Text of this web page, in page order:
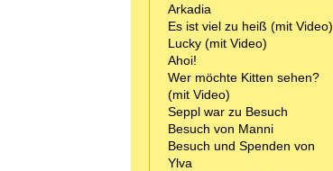
Arkadia
Es ist viel zu heiß (mit Video)
Lucky (mit Video)
Ahoi!
Wer möchte Kitten sehen?
(mit Video)
Seppl war zu Besuch
Besuch von Manni
Besuch und Spenden von
Ylva